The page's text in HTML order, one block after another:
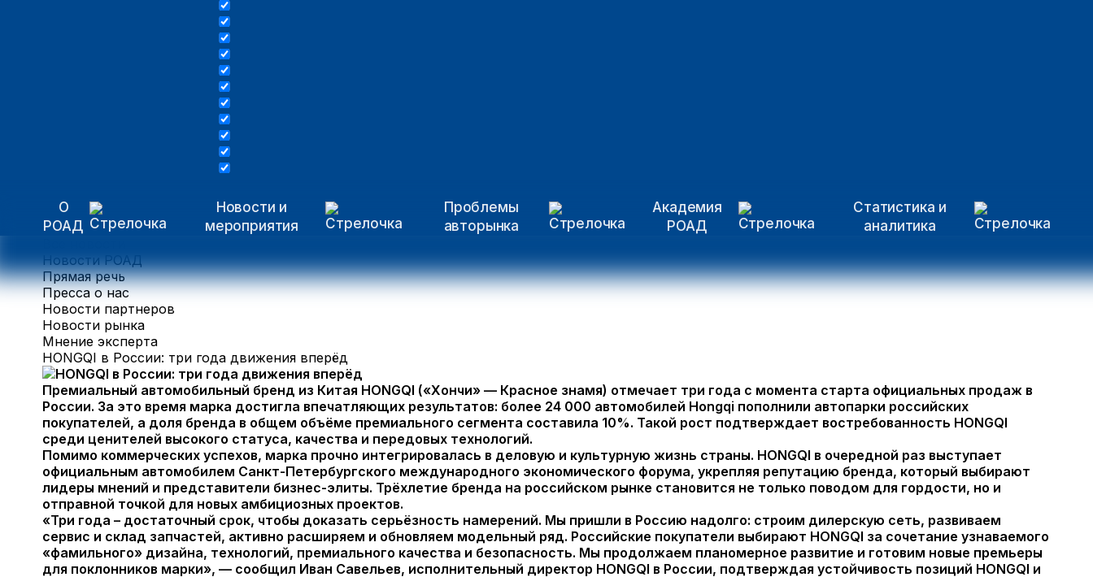
О
РОАД
Новости и
мероприятия
Проблемы
авторынка
Академия
РОАД
Статистика и
аналитика
Новости РОАД
Прямая речь
Пресса о нас
Новости партнеров
Новости рынка
Мнение эксперта
HONGQI в России: три года движения вперёд
Премиальный автомобильный бренд из Китая HONGQI («Хончи» — Красное знамя) отмечает три года с момента старта официальных продаж в
России. За это время марка достигла впечатляющих результатов: более 24 000 автомобилей Hongqi пополнили автопарки российских
покупателей, а доля бренда в общем объёме премиального сегмента составила 10%. Такой рост подтверждает востребованность HONGQI
среди ценителей высокого статуса, качества и передовых технологий.
Помимо коммерческих успехов, марка прочно интегрировалась в деловую и культурную жизнь страны. HONGQI в очередной раз выступает
официальным автомобилем Санкт-Петербургского международного экономического форума, укрепляя репутацию бренда, который выбирают
лидеры мнений и представители бизнес-элиты. Трёхлетие бренда на российском рынке становится не только поводом для гордости, но и
отправной точкой для новых амбициозных проектов.
«Три года – достаточный срок, чтобы доказать серьёзность намерений. Мы пришли в Россию надолго: строим дилерскую сеть, развиваем
сервис и склад запчастей, активно расширяем и обновляем модельный ряд. Российские покупатели выбирают HONGQI за сочетание узнаваемого
«фамильного» дизайна, технологий, премиального качества и безопасность. Мы продолжаем планомерное развитие и готовим новые премьеры
для поклонников марки», — сообщил Иван Савельев, исполнительный директор HONGQI в России, подтверждая устойчивость позиций HONGQI и